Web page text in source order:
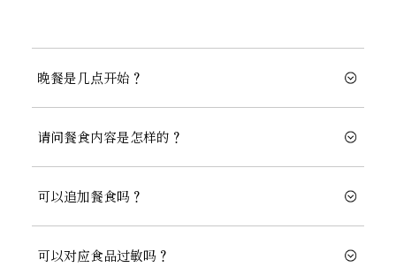
晚餐是几点开始？
请问餐食内容是怎样的？
可以追加餐食吗？
可以对应食品过敏吗？